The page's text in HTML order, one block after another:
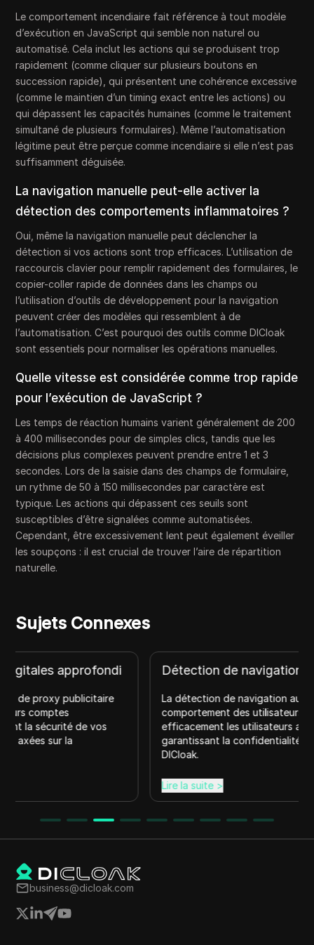
Le comportement incendiaire fait référence à tout modèle
d’exécution en JavaScript qui semble non naturel ou
automatisé. Cela inclut les actions qui se produisent trop
rapidement (comme cliquer sur plusieurs boutons en
succession rapide), qui présentent une cohérence excessive
(comme le maintien d’un timing exact entre les actions) ou
qui dépassent les capacités humaines (comme le traitement
simultané de plusieurs formulaires). Même l’automatisation
légitime peut être perçue comme incendiaire si elle n’est pas
suffisamment déguisée.
La navigation manuelle peut-elle activer la
détection des comportements inflammatoires ?
Oui, même la navigation manuelle peut déclencher la
détection si vos actions sont trop efficaces. L’utilisation de
raccourcis clavier pour remplir rapidement des formulaires, le
copier-coller rapide de données dans les champs ou
l’utilisation d’outils de développement pour la navigation
peuvent créer des modèles qui ressemblent à de
l’automatisation. C’est pourquoi des outils comme DICloak
sont essentiels pour normaliser les opérations manuelles.
Quelle vitesse est considérée comme trop rapide
pour l’exécution de JavaScript ?
Les temps de réaction humains varient généralement de 200
à 400 millisecondes pour de simples clics, tandis que les
décisions plus complexes peuvent prendre entre 1 et 3
secondes. Lors de la saisie dans des champs de formulaire,
un rythme de 50 à 150 millisecondes par caractère est
typique. Les actions qui dépassent ces seuils sont
susceptibles d’être signalées comme automatisées.
Cependant, être excessivement lent peut également éveiller
les soupçons : il est crucial de trouver l’aire de répartition
naturelle.
Sujets Connexes
Détection de navigation automatisée
La détection de navigation automatisée analyse le
comportement des utilisateurs pour distinguer
efficacement les utilisateurs authentiques des bots,
garantissant la confidentialité et la sécurité avec
business@dicloak.com